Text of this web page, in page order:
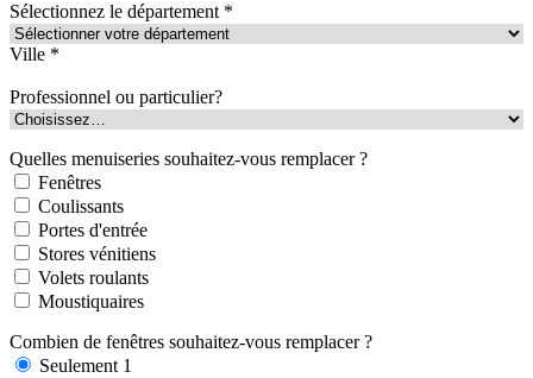
Sélectionnez le département *
Ville *
Professionnel ou particulier?
Quelles menuiseries souhaitez-vous remplacer ?
Fenêtres
Coulissants
Portes d'entrée
Stores vénitiens
Volets roulants
Moustiquaires
Combien de fenêtres souhaitez-vous remplacer ?
Seulement 1